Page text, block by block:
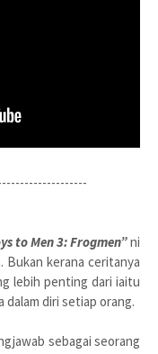
to Men 3: Frogmen”ni
kerana ceritanya
lebih penting dari iaitu
dalam diri setiap orang.
sebagai seorang